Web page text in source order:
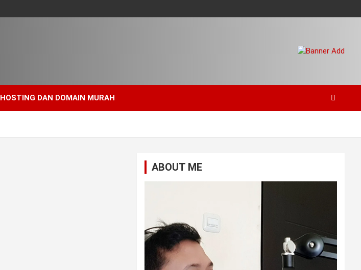
HOSTING DAN DOMAIN MURAH
ABOUT ME